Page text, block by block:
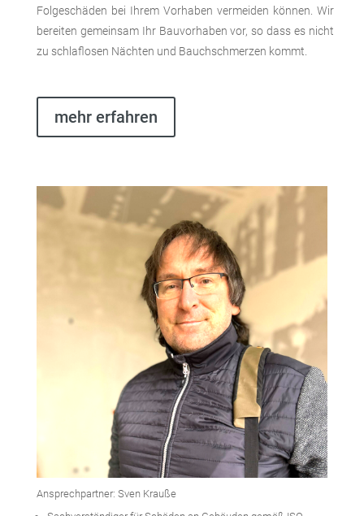
Folgeschäden bei Ihrem Vorhaben vermeiden können. Wir
bereiten gemeinsam Ihr Bauvorhaben vor, so dass es nicht
zu schlaflosen Nächten und Bauchschmerzen kommt.
mehr erfahren
Ansprechpartner: Sven Krauße